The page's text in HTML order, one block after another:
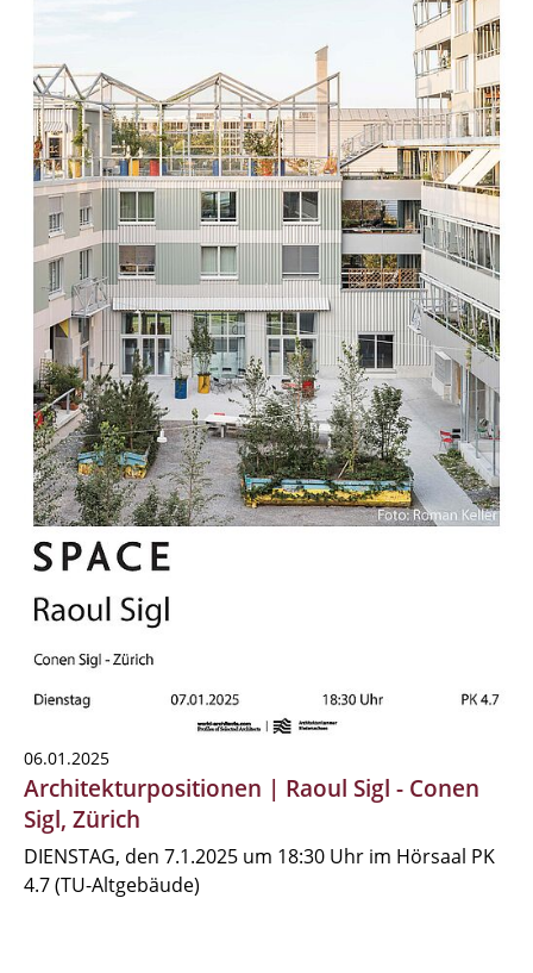
06.01.2025
Architekturpositionen | Raoul Sigl - Conen
Sigl, Zürich
DIENSTAG, den 7.1.2025 um 18:30 Uhr im Hörsaal PK
4.7 (TU-Altgebäude)